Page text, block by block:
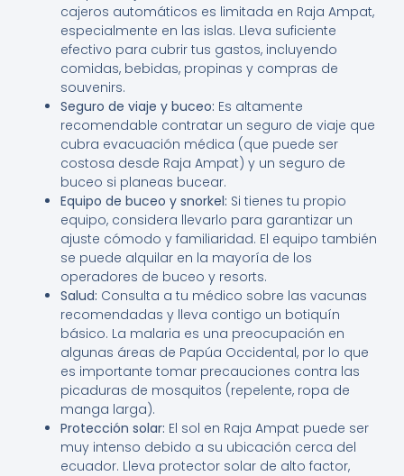
cajeros automáticos es limitada en Raja Ampat,
especialmente en las islas. Lleva suficiente
efectivo para cubrir tus gastos, incluyendo
comidas, bebidas, propinas y compras de
souvenirs.
Seguro de viaje y buceo: Es altamente
recomendable contratar un seguro de viaje que
cubra evacuación médica (que puede ser
costosa desde Raja Ampat) y un seguro de
buceo si planeas bucear.
Equipo de buceo y snorkel: Si tienes tu propio
equipo, considera llevarlo para garantizar un
ajuste cómodo y familiaridad. El equipo también
se puede alquilar en la mayoría de los
operadores de buceo y resorts.
Salud: Consulta a tu médico sobre las vacunas
recomendadas y lleva contigo un botiquín
básico. La malaria es una preocupación en
algunas áreas de Papúa Occidental, por lo que
es importante tomar precauciones contra las
picaduras de mosquitos (repelente, ropa de
manga larga).
Protección solar: El sol en Raja Ampat puede ser
muy intenso debido a su ubicación cerca del
ecuador. Lleva protector solar de alto factor,